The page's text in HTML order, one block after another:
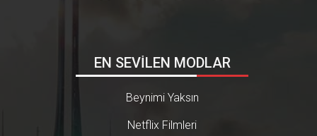
EN SEVİLEN MODLAR
Beynimi Yaksın
Netflix Filmleri